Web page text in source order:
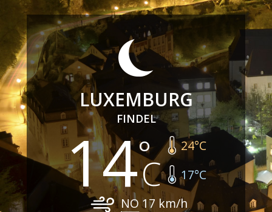
LUXEMBURG
FINDEL
14 24°C
17°C
NO 17 km/h